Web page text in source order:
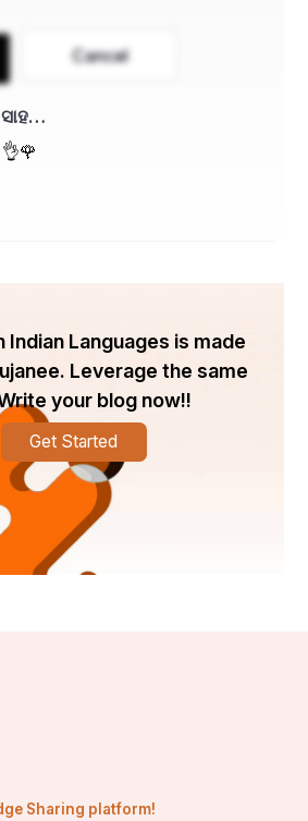
Cancel
Indian Languages is made
Leverage the same
your blog now!!
Get Started
Sharing platform!